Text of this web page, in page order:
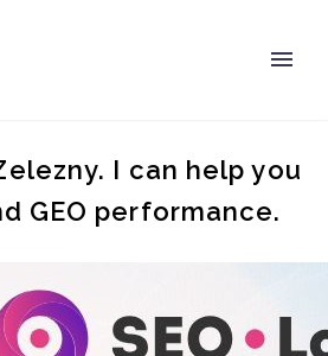
I can help you
GEO performance.